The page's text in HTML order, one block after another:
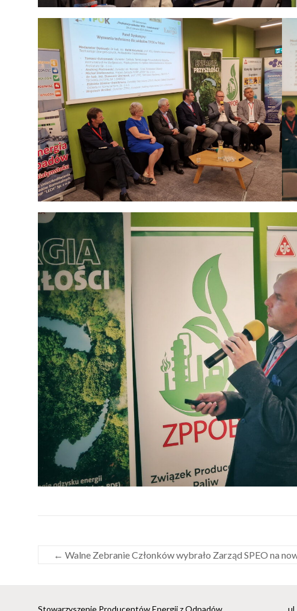
← Walne Zebranie Członków wybrało Zarząd SPEO na